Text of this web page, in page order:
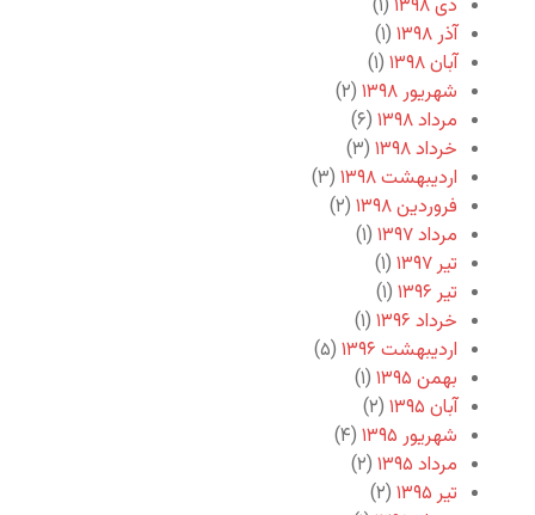
دی ۱۳۹۸
(۱)
آذر ۱۳۹۸
(۱)
آبان ۱۳۹۸
(۱)
شهریور ۱۳۹۸
(۲)
مرداد ۱۳۹۸
(۶)
خرداد ۱۳۹۸
(۳)
اردیبهشت ۱۳۹۸
(۳)
فروردین ۱۳۹۸
(۲)
مرداد ۱۳۹۷
(۱)
تیر ۱۳۹۷
(۱)
تیر ۱۳۹۶
(۱)
خرداد ۱۳۹۶
(۱)
اردیبهشت ۱۳۹۶
(۵)
بهمن ۱۳۹۵
(۱)
آبان ۱۳۹۵
(۲)
شهریور ۱۳۹۵
(۴)
مرداد ۱۳۹۵
(۲)
تیر ۱۳۹۵
(۲)